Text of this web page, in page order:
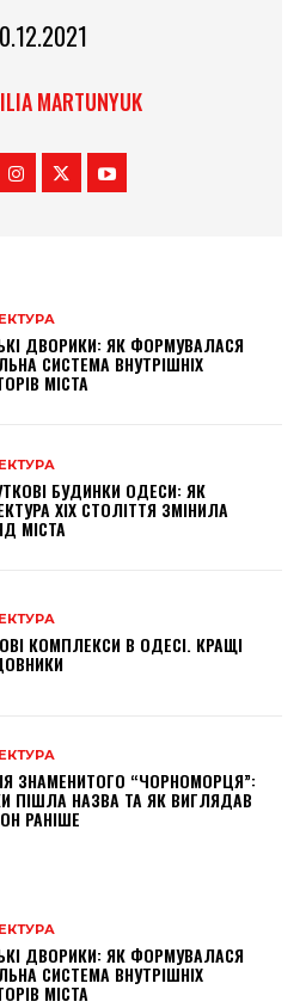
MARTUNYUK
ДВОРИКИ: ЯК ФОРМУВАЛАСЯ
СИСТЕМА ВНУТРІШНІХ
МІСТА
БУДИНКИ ОДЕСИ: ЯК
XIX СТОЛІТТЯ ЗМІНИЛА
МІСТА
КОМПЛЕКСИ В ОДЕСІ. КРАЩІ
ЗНАМЕНИТОГО “ЧОРНОМОРЦЯ”:
ПІШЛА НАЗВА ТА ЯК ВИГЛЯДАВ
РАНІШЕ
ДВОРИКИ: ЯК ФОРМУВАЛАСЯ
СИСТЕМА ВНУТРІШНІХ
МІСТА